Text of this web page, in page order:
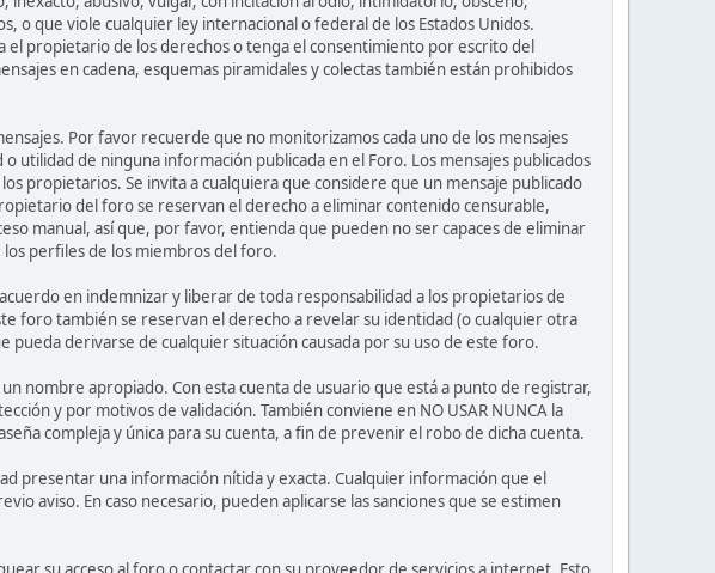
o que viole cualquier ley internacional o federal de los Estados Unidos.
propietario de los derechos o tenga el consentimiento por escrito del
en cadena, esquemas piramidales y colectas también están prohibidos
Por favor recuerde que no monitorizamos cada uno de los mensajes
utilidad de ninguna información publicada en el Foro. Los mensajes publicados
propietarios. Se invita a cualquiera que considere que un mensaje publicado
del foro se reservan el derecho a eliminar contenido censurable,
manual, así que, por favor, entienda que pueden no ser capaces de eliminar
perfiles de los miembros del foro.
en indemnizar y liberar de toda responsabilidad a los propietarios de
foro también se reservan el derecho a revelar su identidad (o cualquier otra
derivarse de cualquier situación causada por su uso de este foro.
nombre apropiado. Con esta cuenta de usuario que está a punto de registrar,
y por motivos de validación. También conviene en NO USAR NUNCA la
compleja y única para su cuenta, a fin de prevenir el robo de dicha cuenta.
presentar una información nítida y exacta. Cualquier información que el
aviso. En caso necesario, pueden aplicarse las sanciones que se estimen